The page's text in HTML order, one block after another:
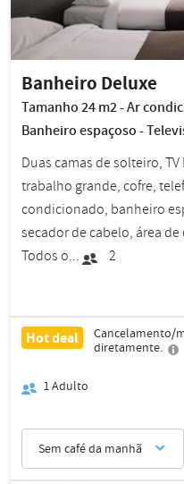
Banheiro Deluxe
Tamanho 24 m2 - Ar
Banheiro espaçoso -
Duas camas de solteiro,
trabalho grande, cofre,
condicionado, banheiro
secador de cabelo, área
Todos o...
2
Hot deal
Cancelamento/
diretamente.
1Adulto
Sem café da manhã